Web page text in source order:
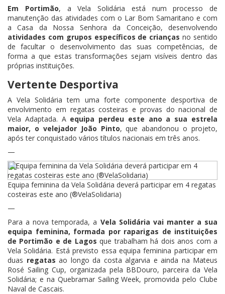
Em Portimão, a Vela Solidária está num processo de
manutenção das atividades com o Lar Bom Samaritano e com
a Casa da Nossa Senhora da Conceição, desenvolvendo
atividades com grupos específicos de crianças no sentido
de facultar o desenvolvimento das suas competências, de
forma a que estas transformações sejam visíveis dentro das
próprias instituições.
Vertente Desportiva
A Vela Solidária tem uma forte componente desportiva de
envolvimento em regatas costeiras e provas do nacional de
Vela Adaptada. A equipa perdeu este ano a sua estrela
maior, o velejador João Pinto, que abandonou o projeto,
após ter conquistado vários títulos nacionais em três anos.
—
Equipa feminina da Vela Solidária deverá participar em 4 regatas
costeiras este ano (®VelaSolidaria)
—
Para a nova temporada, a Vela Solidária vai manter a sua
equipa feminina, formada por raparigas de instituições
de Portimão e de Lagos que trabalham há dois anos com a
Vela Solidária. Está previsto essa equipa feminina participar em
duas regatas ao longo da costa algarvia e ainda na Mateus
Rosé Sailing Cup, organizada pela BBDouro, parceira da Vela
Solidária; e na Quebramar Sailing Week, promovida pelo Clube
Naval de Cascais.